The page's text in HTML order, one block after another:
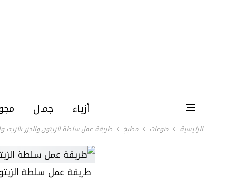
أزياء جمال
الرئيسية منوعات مطبخ طريقة عمل سلطة الزيتون والجزر
طريقة عمل سلطة